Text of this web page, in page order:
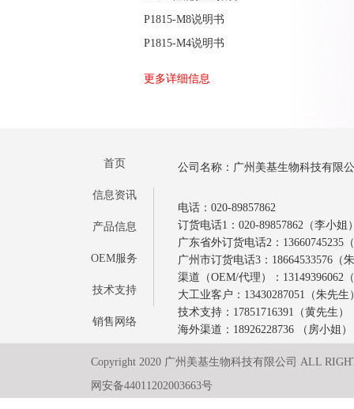
P1815-M8说明书
P1815-M4说明书
更多详细信息
首页
信息资讯
产品信息
OEM服务
技术支持
销售网络
公司名称：广州美基生物科技有限
电话：020-89857862
订货电话1：020-89857862（李小姐
广东省外订货电话2：13660745235
广州市订货电话3：18664533576（
渠道（OEM/代理）：13149396062
大工业客户：13430287051（朱先生
技术支持：17851716391（黄先生）
海外渠道：18926228736 （房小姐）
Copyright 2020 广州美基生物科技有限公司 ALL
网安备44011202003663号